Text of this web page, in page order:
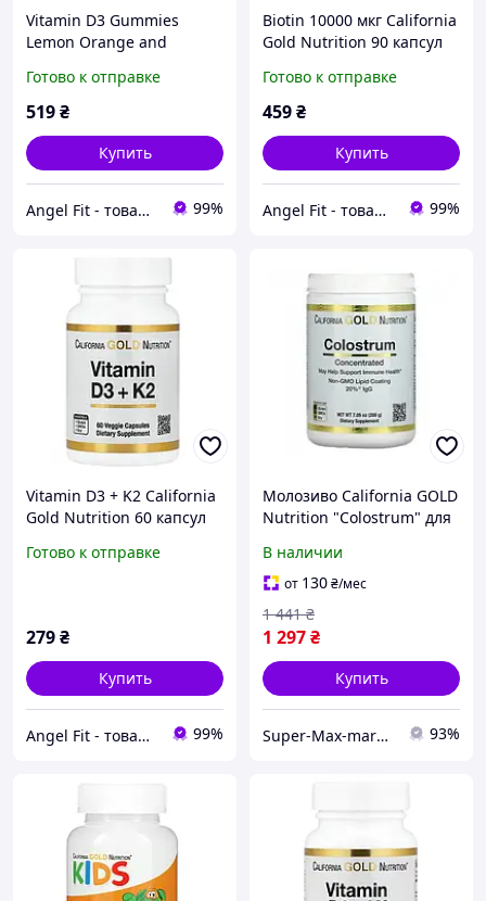
Vitamin D3 Gummies
Lemon Orange and
California Gold Nutrition
90 жувальних таблеток
Готово к отправке
519₴
Купить
Angel Fit - товари для здоров'я, спорту та активного життя 99%
Biotin 10000 мкг California
Gold Nutrition 90 капсул
Готово к отправке
459₴
Купить
Angel Fit - товари для здоров'я, спорту та активного життя 99%
Vitamin D3 + K2 California
Gold Nutrition 60 капсул
Готово к отправке
279₴
Купить
Angel Fit - товари для здоров'я, спорту та активного життя 99%
Молозиво California GOLD
Nutrition "Colostrum" для
системы,
концентрированное, в
порошке (200 г)(23576324)
В наличии
от 130₴/мес
1 297₴
1 441 ₴
Купить
Super-Max-market 93%